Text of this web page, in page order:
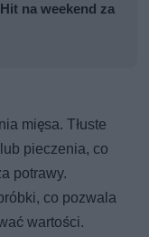
na weekend za
mięsa. Tłuste
pieczenia, co
potrawy.
co pozwala
wartości.